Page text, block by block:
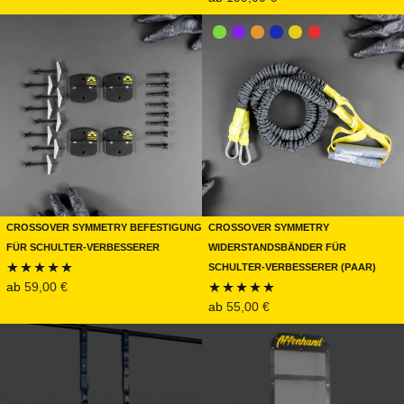
5.00 von 5
Crossover Symmetry Befestigung
für Schulter-Verbesserer
Bewertet mit
ab 59,00 €
Crossover Symmetry
Widerstandsbänder für
Schulter-Verbesserer (Paar)
Bewertet mit
ab 55,00 €